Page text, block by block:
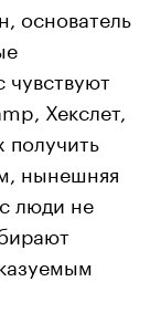
основатель
чувствуют
Хекслет,
нынешняя
люди не